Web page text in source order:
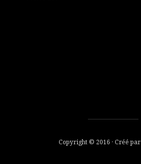
Copyright © 2016 · Créé par